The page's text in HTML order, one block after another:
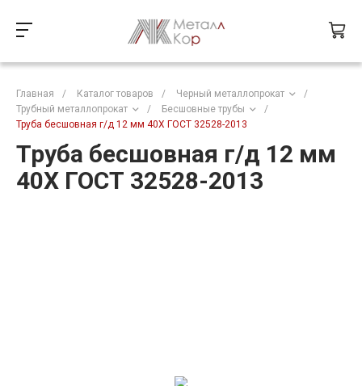
Главная / Каталог товаров / Черный металлопрокат
/
Трубный металлопрокат
/ Бесшовные трубы
/
Труба бесшовная г/д 12 мм 40Х ГОСТ 32528-2013
Труба бесшовная г/д 12 мм
40Х ГОСТ 32528-2013